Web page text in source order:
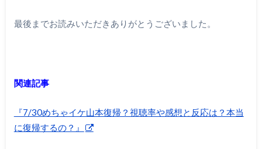
最後までお読みいただきありがとうございました。
関連記事
『7/30めちゃイケ山本復帰？視聴率や感想と反応は？本当
に復帰するの？』